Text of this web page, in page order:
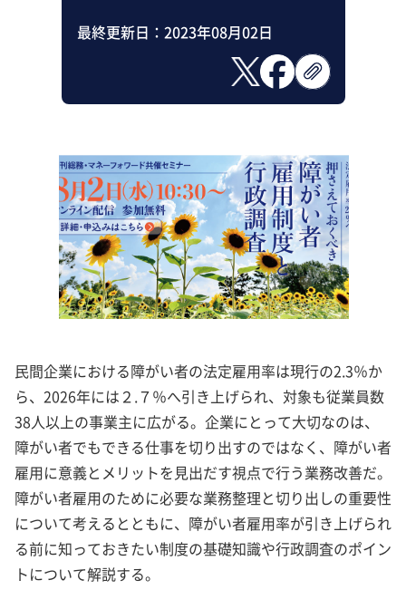
最終更新日： 2023年08月02日
民間企業における障がい者の法定雇用率は現行の2.3％か
ら、2026年には２.７％へ引き上げられ、対象も従業員数
38人以上の事業主に広がる。企業にとって大切なのは、
障がい者でもできる仕事を切り出すのではなく、障がい者
雇用に意義とメリットを見出だす視点で行う業務改善だ。
障がい者雇用のために必要な業務整理と切り出しの重要性
について考えるとともに、障がい者雇用率が引き上げられ
る前に知っておきたい制度の基礎知識や行政調査のポイン
トについて解説する。